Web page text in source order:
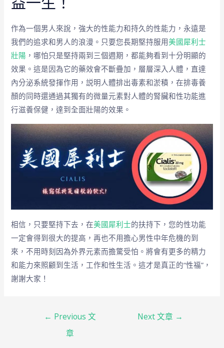
作為一個男人來說，強大的性能力和持久的性能力，永遠是
我們的追求和男人的浪漫。只要您長期堅持服用美國犀利士
壯陽 ，哪怕只是堅持兩到三個週期，都能夠看到十分明顯的
效果。這是因為它的藥效會不斷疊加，層層深入人體，直達
內分泌系統發揮作用，説明人體排出毒素和淤積，在排毒養
顏的同時還通過其獨有的微量元素對人體的腎臟和性功能進
行滋養保健，達到全面壯陽的效果。
相信，只要堅持下去，在美國犀利士的扶持下，您的性功能
一定會得到很大的提高，再也不用擔心男性中年危機的到
來，不用時刻因為外界元素而擔驚受怕。將會有更多的精力
和能力來照顧到生活，工作和性生活。這才是真正的“性福”，
謝謝大家！
← Previous 文
章
Next 文章 →